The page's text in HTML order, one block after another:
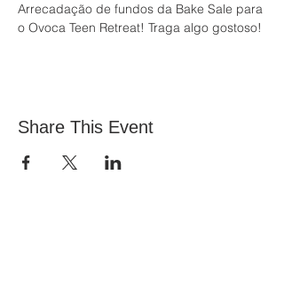
Arrecadação de fundos da Bake Sale para
o Ovoca Teen Retreat! Traga algo gostoso!
Share This Event